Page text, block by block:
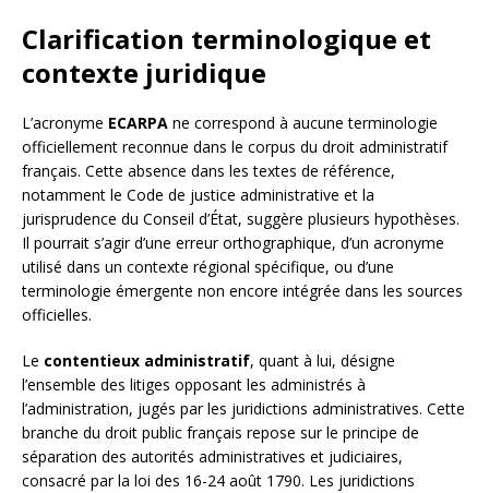
Clarification terminologique et
contexte juridique
L’acronyme ECARPA ne correspond à aucune terminologie
officiellement reconnue dans le corpus du droit administratif
français. Cette absence dans les textes de référence,
notamment le Code de justice administrative et la
jurisprudence du Conseil d’État, suggère plusieurs hypothèses.
Il pourrait s’agir d’une erreur orthographique, d’un acronyme
utilisé dans un contexte régional spécifique, ou d’une
terminologie émergente non encore intégrée dans les sources
officielles.
Le contentieux administratif, quant à lui, désigne
l’ensemble des litiges opposant les administrés à
l’administration, jugés par les juridictions administratives. Cette
branche du droit public français repose sur le principe de
séparation des autorités administratives et judiciaires,
consacré par la loi des 16-24 août 1790. Les juridictions